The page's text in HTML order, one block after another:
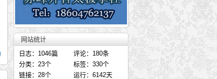
孙式太极拳道功研究初步—张大辉
传统武术提高实战水平妙招：需要
内家拳之规矩
太极拳讲稿——支燮棠（下）
太极拳师世界肾脏病日话肾脏—胡
《传承经典，恪守本真》—孙禄堂
网站统计
日志：1046篇
评论：180条
分类：23个
标签：330个
链接：28个
运行：6142天